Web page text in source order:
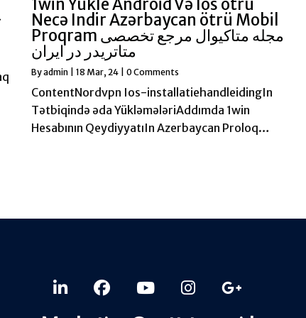
1win Yukle Android Və Ios ötrü
Necə Indir Azərbaycan ötrü Mobil
Proqram مجله متاکیوال مرجع تخصصی
متاتریدر در ایران
Byadmin 18 Mar, 24 0 Comments
ContentNordvpn Ios-installatiehandleidingIn
Tətbiqində əda YükləmələriAddımda 1win
Hesabının QeydiyyatıIn Azerbaycan Proloq…